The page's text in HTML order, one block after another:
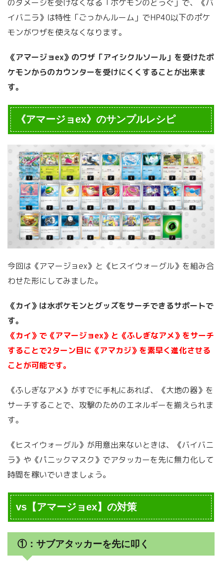
のダメージを受けなくなる「ポケモンのどうぐ」で、《バ
イバニラ》は特性「ごっかんルーム」でHP40以下のポケ
モンがワザを使えなくなります。
《アマージョex》のワザ「アイシクルソール」を受けたポ
ケモンからのカウンターを受けにくくすることが出来ま
す。
《アマージョex》のサンプルレシピ
今回は《アマージョex》と《ヒスイウォーグル》を組み合
わせた形にしてみました。
《カイ》は水ポケモンとグッズをサーチできるサポートで
す。
《カイ》で《アマージョex》と《ふしぎなアメ》をサーチ
することで2ターン目に《アマカジ》を素早く進化させる
ことが可能です。
《ふしぎなアメ》がすでに手札にあれば、《大地の器》を
サーチすることで、攻撃のためのエネルギーを揃えられま
す。
《ヒスイウォーグル》が用意出来ないときは、《バイバニ
ラ》や《パニックマスク》でアタッカーを先に無力化して
時間を稼いでいきましょう。
vs【アマージョex】の対策
①：サブアタッカーを先に叩く